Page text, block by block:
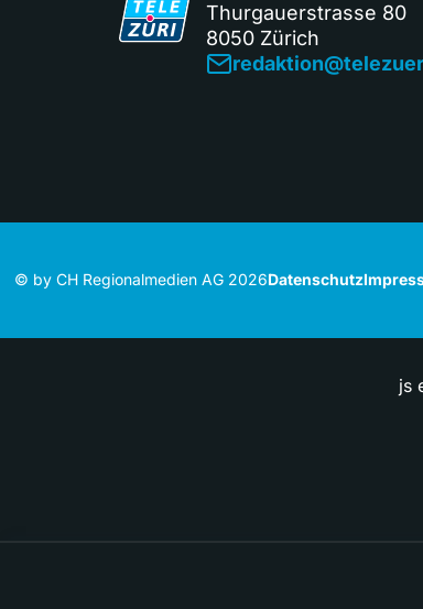
Thurgauerstrasse 80
8050 Zürich
© by CH Regionalmedien AG 2026Datenschutz
js